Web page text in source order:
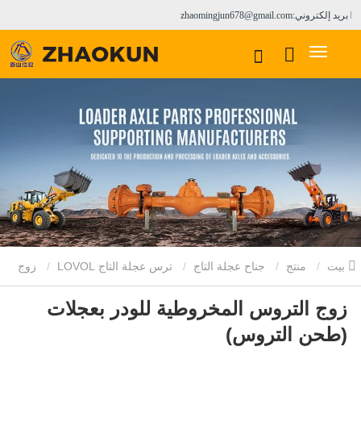
بريد إلكتروني:zhaomingjun678@gmail.com
منتج جناح عجلة التاج ترس عجلة التاج LOVOL زوج
التروس المخروطية للودر بعجلات (طحن التروس)
زوج التروس المخروطية للودر بعجلات
(طحن التروس)